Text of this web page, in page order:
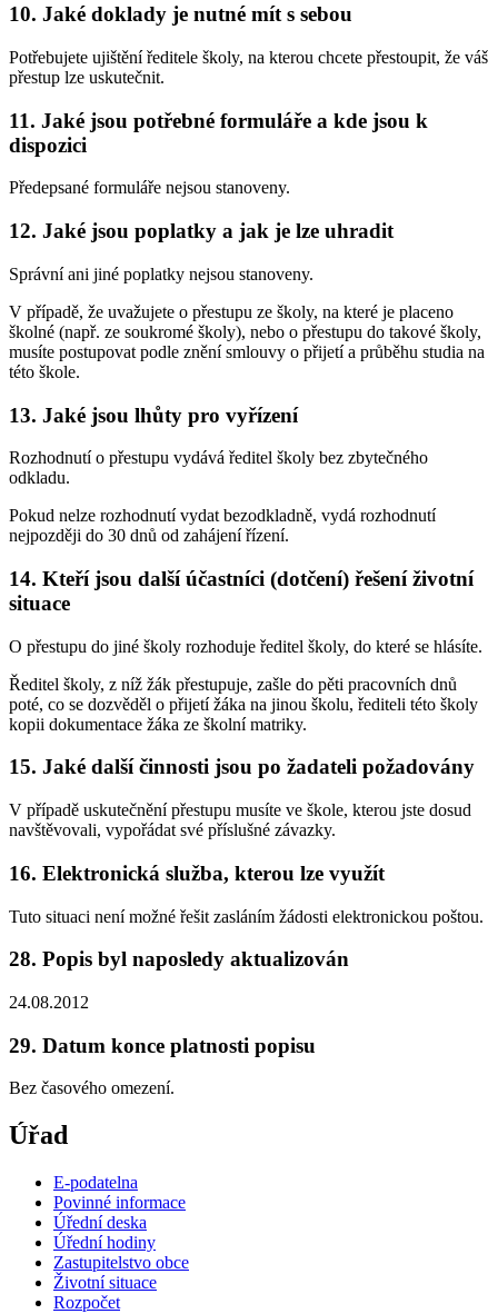
10. Jaké doklady je nutné mít s sebou
Potřebujete ujištění ředitele školy, na kterou chcete přestoupit, že váš
přestup lze uskutečnit.
11. Jaké jsou potřebné formuláře a kde jsou k
dispozici
Předepsané formuláře nejsou stanoveny.
12. Jaké jsou poplatky a jak je lze uhradit
Správní ani jiné poplatky nejsou stanoveny.
V případě, že uvažujete o přestupu ze školy, na které je placeno
školné (např. ze soukromé školy), nebo o přestupu do takové školy,
musíte postupovat podle znění smlouvy o přijetí a průběhu studia na
této škole.
13. Jaké jsou lhůty pro vyřízení
Rozhodnutí o přestupu vydává ředitel školy bez zbytečného
odkladu.
Pokud nelze rozhodnutí vydat bezodkladně, vydá rozhodnutí
nejpozději do 30 dnů od zahájení řízení.
14. Kteří jsou další účastníci (dotčení) řešení životní
situace
O přestupu do jiné školy rozhoduje ředitel školy, do které se hlásíte.
Ředitel školy, z níž žák přestupuje, zašle do pěti pracovních dnů
poté, co se dozvěděl o přijetí žáka na jinou školu, řediteli této školy
kopii dokumentace žáka ze školní matriky.
15. Jaké další činnosti jsou po žadateli požadovány
V případě uskutečnění přestupu musíte ve škole, kterou jste dosud
navštěvovali, vypořádat své příslušné závazky.
16. Elektronická služba, kterou lze využít
Tuto situaci není možné řešit zasláním žádosti elektronickou poštou.
28. Popis byl naposledy aktualizován
24.08.2012
29. Datum konce platnosti popisu
Bez časového omezení.
Úřad
E-podatelna
Povinné informace
Úřední deska
Úřední hodiny
Zastupitelstvo obce
Životní situace
Rozpočet